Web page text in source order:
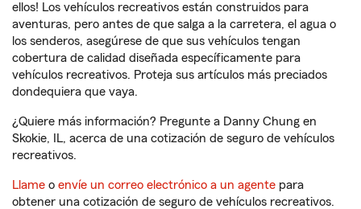
ellos! Los vehículos recreativos están construidos para
aventuras, pero antes de que salga a la carretera, el agua o
los senderos, asegúrese de que sus vehículos tengan
cobertura de calidad diseñada específicamente para
vehículos recreativos. Proteja sus artículos más preciados
dondequiera que vaya.
¿Quiere más información? Pregunte a Danny Chung en
Skokie, IL, acerca de una cotización de seguro de vehículos
recreativos.
Llame o envíe un correo electrónico a un agente para
obtener una cotización de seguro de vehículos recreativos.